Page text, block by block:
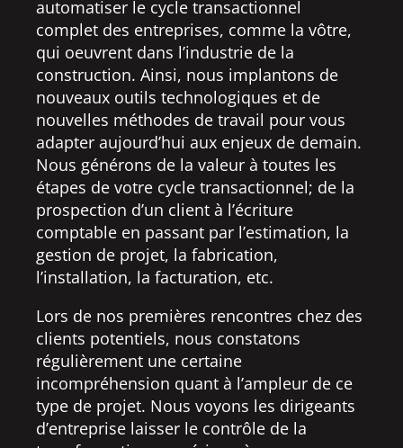
automatiser le cycle transactionnel
complet des entreprises, comme la vôtre,
qui oeuvrent dans l’industrie de la
construction. Ainsi, nous implantons de
nouveaux outils technologiques et de
nouvelles méthodes de travail pour vous
adapter aujourd’hui aux enjeux de demain.
Nous générons de la valeur à toutes les
étapes de votre cycle transactionnel; de la
prospection d’un client à l’écriture
comptable en passant par l’estimation, la
gestion de projet, la fabrication,
l’installation, la facturation, etc.
Lors de nos premières rencontres chez des
clients potentiels, nous constatons
régulièrement une certaine
incompréhension quant à l’ampleur de ce
type de projet. Nous voyons les dirigeants
d’entreprise laisser le contrôle de la